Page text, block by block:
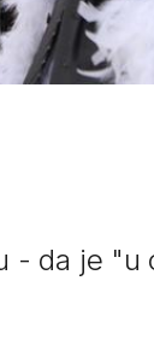
- da je "u